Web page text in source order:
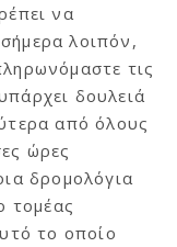
να
λοιπόν,
τις
δουλειά
από όλους
ώρες
δρομολόγια
τομέας
το οποίο